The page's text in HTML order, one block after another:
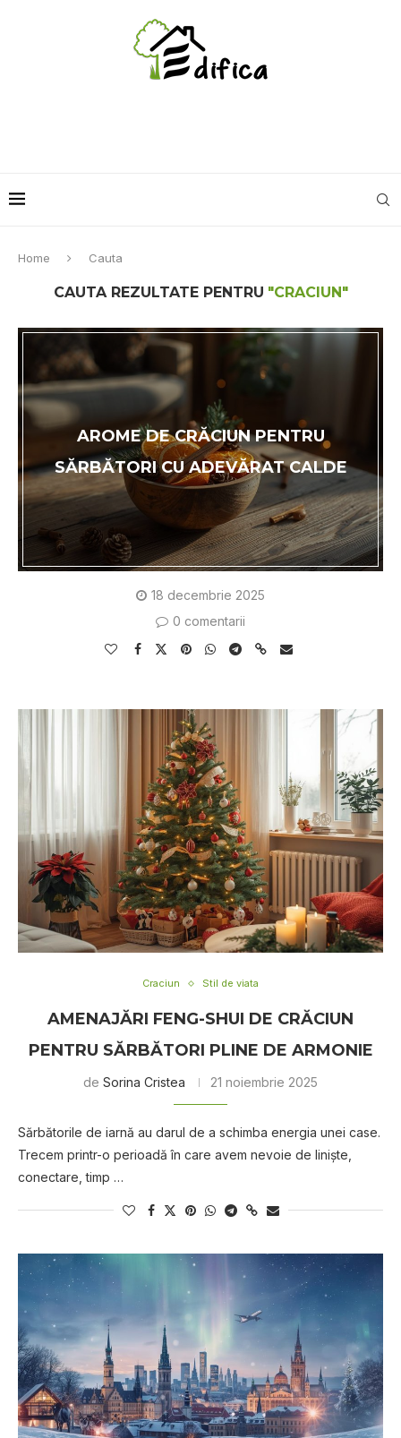
Home Cauta
CAUTA REZULTATE PENTRU "CRACIUN"
AROME DE CRĂCIUN PENTRU
SĂRBĂTORI CU ADEVĂRAT CALDE
18 decembrie 2025
0 comentarii
Craciun Stil de viata
AMENAJĂRI FENG-SHUI DE CRĂCIUN
PENTRU SĂRBĂTORI PLINE DE ARMONIE
de Sorina Cristea 21 noiembrie 2025
Sărbătorile de iarnă au darul de a schimba energia unei case.
Trecem printr-o perioadă în care avem nevoie de liniște,
conectare, timp …